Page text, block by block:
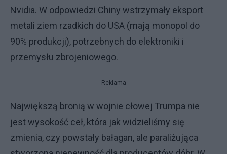
Nvidia. W odpowiedzi Chiny wstrzymały eksport
metali ziem rzadkich do USA (mają monopol do
90% produkcji), potrzebnych do elektroniki i
przemysłu zbrojeniowego.
Reklama
Największą bronią w wojnie cłowej Trumpa nie
jest wysokość ceł, która jak widzieliśmy się
zmienia, czy powstały bałagan, ale paraliżująca